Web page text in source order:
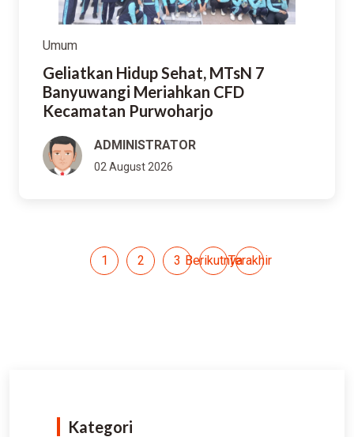
Umum
Geliatkan Hidup Sehat, MTsN 7
Banyuwangi Meriahkan CFD
Kecamatan Purwoharjo
ADMINISTRATOR
02 August 2026
1 2 3 BerikutnyaTerakhir
Kategori